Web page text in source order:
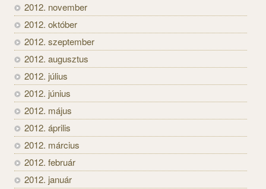
2012. november
2012. október
2012. szeptember
2012. augusztus
2012. július
2012. június
2012. május
2012. április
2012. március
2012. február
2012. január